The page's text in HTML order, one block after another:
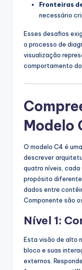
Fronteiras
necessário
Esses desafios
o processo de
visualização
comportamento
Modelo
O modelo C4 é
descrever
quatro níveis, cada
propósito
dados entre
Componente são
Nível 1:
Esta visão de alto
bloco e suas
externos.